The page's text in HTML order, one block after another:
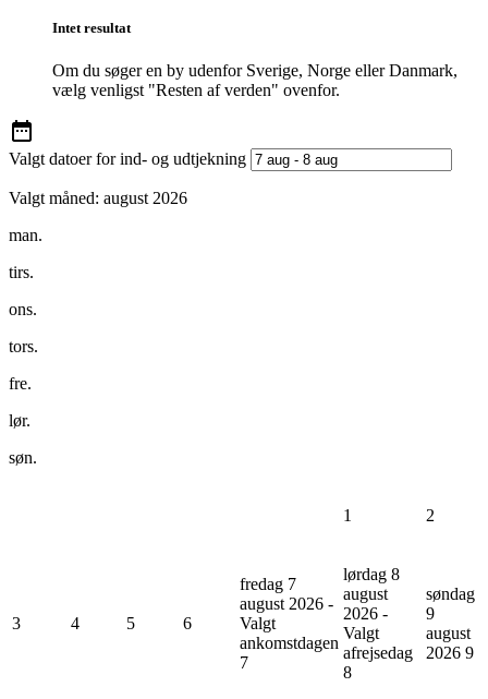
Intet resultat
Om du søger en by udenfor Sverige, Norge eller Danmark,
vælg venligst "Resten af verden" ovenfor.
Valgt datoer for ind- og udtjekning
Valgt måned: august 2026
man.
tirs.
ons.
tors.
fre.
lør.
søn.
1 2
3 4 5 6
fredag 7
august 2026 -
Valgt
ankomstdagen
7
lørdag 8
august
2026 -
Valgt
afrejsedag
8
søndag
9
august
2026 9